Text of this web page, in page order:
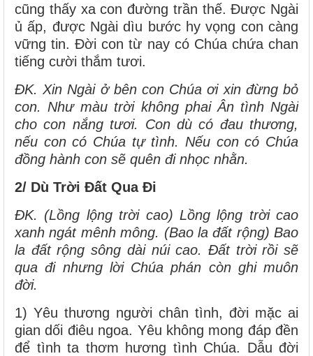
cũng thấy xa con đường trần thế. Được Ngài
ủ ấp, được Ngài dìu bước hy vọng con càng
vững tin. Đời con từ nay có Chúa chứa chan
tiếng cười thắm tươi.
ĐK. Xin Ngài ở bên con Chúa ơi xin đừng bỏ
con. Như màu trời không phai Ân tình Ngài
cho con nắng tươi. Con dù có đau thương,
nếu con có Chúa tự tình. Nếu con có Chúa
đồng hành con sẽ quên đi nhọc nhằn.
2/ Dù Trời Đất Qua Đi
ĐK. (Lồng lộng trời cao) Lồng lộng trời cao
xanh ngát mênh mông. (Bao la đất rộng) Bao
la đất rộng sông dài núi cao. Đất trời rồi sẽ
qua đi nhưng lời Chúa phán còn ghi muôn
đời.
1) Yêu thương người chân tình, đời mặc ai
gian dối điêu ngoa. Yêu không mong đáp đền
để tình ta thơm hương tình Chúa. Dẫu đời